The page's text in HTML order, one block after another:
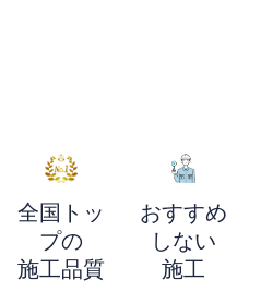
全国トッ
プの
施工品質
おすすめ
しない
施工